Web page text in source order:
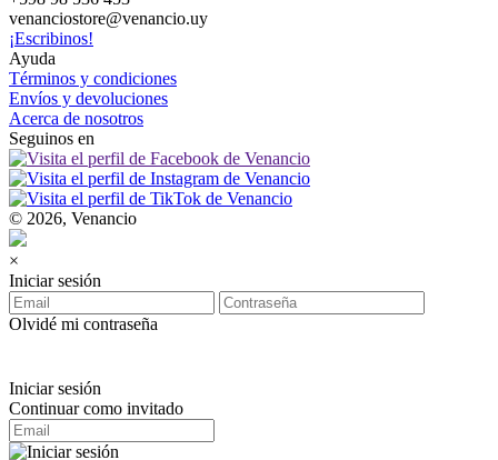
venanciostore@venancio.uy
¡Escribinos!
Ayuda
Términos y condiciones
Envíos y devoluciones
Acerca de nosotros
Seguinos en
© 2026, Venancio
×
Iniciar sesión
Olvidé mi contraseña
Iniciar sesión
Continuar como invitado